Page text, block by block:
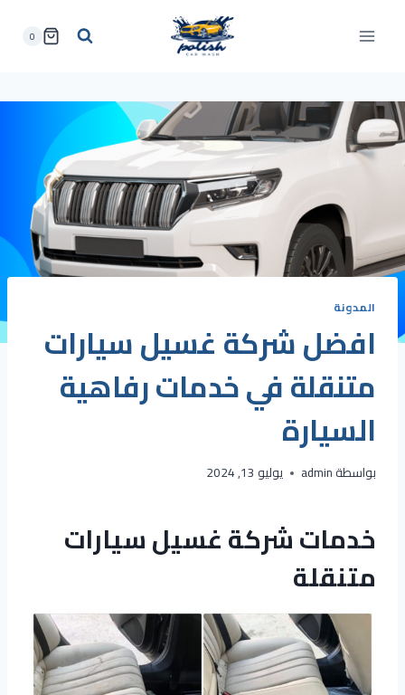
0
المدونة
افضل شركة غسيل سيارات
متنقلة في خدمات رفاهية
السيارة
بواسطةadmin يوليو 13, 2024
خدمات شركةغسيل سيارات
متنقلة